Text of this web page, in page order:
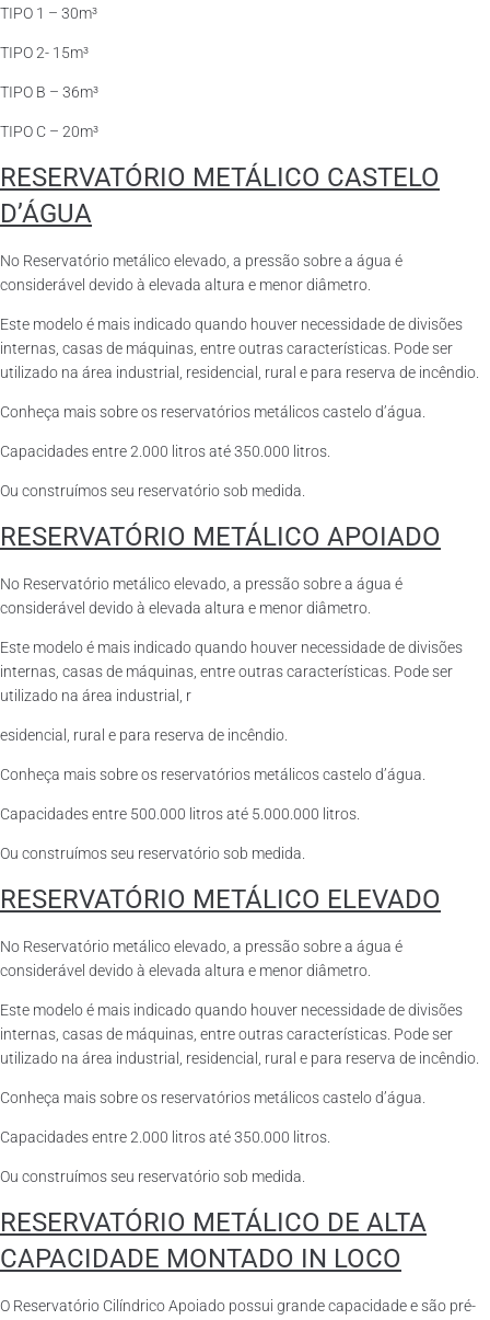
TIPO 1 – 30m³
TIPO 2- 15m³
TIPO B – 36m³
TIPO C – 20m³
RESERVATÓRIO METÁLICO CASTELO
D’ÁGUA
No Reservatório metálico elevado, a pressão sobre a água é
considerável devido à elevada altura e menor diâmetro.
Este modelo é mais indicado quando houver necessidade de divisões
internas, casas de máquinas, entre outras características. Pode ser
utilizado na área industrial, residencial, rural e para reserva de incêndio.
Conheça mais sobre os reservatórios metálicos castelo d’água.
Capacidades entre 2.000 litros até 350.000 litros.
Ou construímos seu reservatório sob medida.
RESERVATÓRIO METÁLICO APOIADO
No Reservatório metálico elevado, a pressão sobre a água é
considerável devido à elevada altura e menor diâmetro.
Este modelo é mais indicado quando houver necessidade de divisões
internas, casas de máquinas, entre outras características. Pode ser
utilizado na área industrial, r
esidencial, rural e para reserva de incêndio.
Conheça mais sobre os reservatórios metálicos castelo d’água.
Capacidades entre 500.000 litros até 5.000.000 litros.
Ou construímos seu reservatório sob medida.
RESERVATÓRIO METÁLICO ELEVADO
No Reservatório metálico elevado, a pressão sobre a água é
considerável devido à elevada altura e menor diâmetro.
Este modelo é mais indicado quando houver necessidade de divisões
internas, casas de máquinas, entre outras características. Pode ser
utilizado na área industrial, residencial, rural e para reserva de incêndio.
Conheça mais sobre os reservatórios metálicos castelo d’água.
Capacidades entre 2.000 litros até 350.000 litros.
Ou construímos seu reservatório sob medida.
RESERVATÓRIO METÁLICO DE ALTA
CAPACIDADE MONTADO IN LOCO
O Reservatório Cilíndrico Apoiado possui grande capacidade e são pré-